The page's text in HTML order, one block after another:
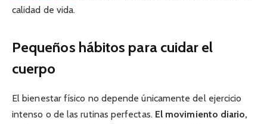
calidad de vida.
Pequeños hábitos para cuidar el
cuerpo
El bienestar físico no depende únicamente del ejercicio
intenso o de las rutinas perfectas. El movimiento diario,